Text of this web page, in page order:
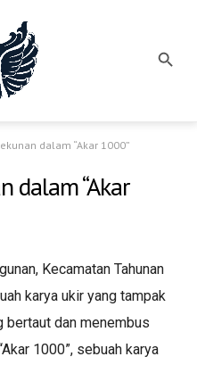
dalam “Akar 1000”
dalam “Akar
Kecamatan Tahunan
karya ukir yang tampak
bertaut dan menembus
1000”, sebuah karya